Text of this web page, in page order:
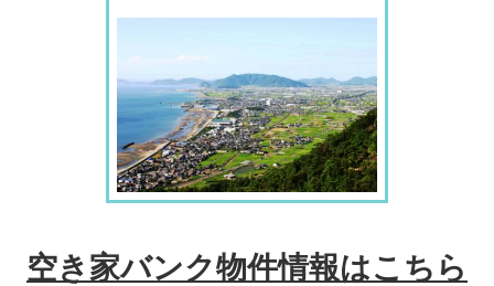
空き家バンク物件情報はこちら